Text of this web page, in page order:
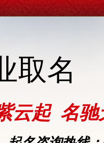
取名
云起 名驰